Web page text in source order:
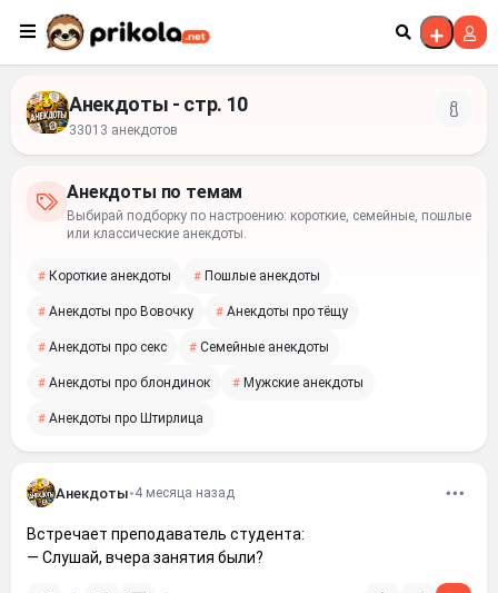
Перейти к контенту
Анекдоты - стр. 10
33013 анекдотов
Анекдоты по темам
Выбирай подборку по настроению: короткие, семейные, пошлые
или классические анекдоты.
Короткие анекдоты Пошлые анекдоты
Анекдоты про Вовочку Анекдоты про тёщу
Анекдоты про секс Семейные анекдоты
Анекдоты про блондинок Мужские анекдоты
Анекдоты про Штирлица
Анекдоты•4 месяца назад
Встречает преподаватель студента:
— Слушай, вчера занятия были?